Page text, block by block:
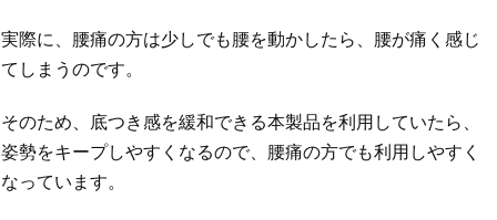
実際に、腰痛の方は少しでも腰を動かしたら、腰が痛く感じ
てしまうのです。
そのため、底つき感を緩和できる本製品を利用していたら、
姿勢をキープしやすくなるので、腰痛の方でも利用しやすく
なっています。